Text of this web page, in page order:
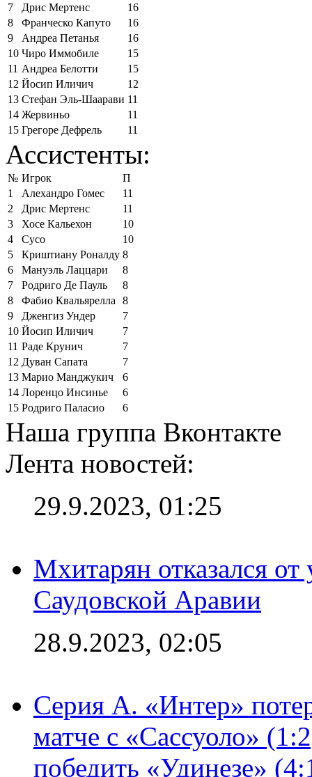
7
Дрис Мертенс
16
8
Франческо Капуто
16
9
Андреа Петанья
16
10 Чиро Иммобиле
15
11 Андреа Белотти
15
12 Йосип Иличич
12
13 Стефан Эль-Шаарави 11
14 Жервиньо
11
15 Грегоре Дефрель 11
Ассистенты:
№ Игрок
П
1
Алехандро Гомес
11
2
Дрис Мертенс
11
3
Хосе Кальехон
10
4
Сусо
10
5
Криштиану Роналду 8
6
Мануэль Лаццари
8
7
Родриго Де Пауль
8
8
Фабио Квальярелла
8
9
Дженгиз Ундер
7
10 Йосип Иличич
7
11 Раде Крунич
7
12 Дуван Сапата
7
13 Марио Манджукич
6
14 Лоренцо Инсинье
6
15 Родриго Паласио 6
Наша группа Вконтакте
Лента новостей:
29.9.2023, 01:25
Мхитарян отказался от
Саудовской Аравии
28.9.2023, 02:05
Серия А. «Интер»
матче с «Сассуоло»
победить «Удинезе»